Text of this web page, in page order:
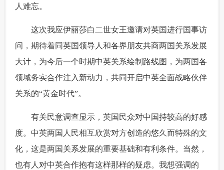
人难忘。
这次我应伊丽莎白二世女王邀请对英国进行国事访
问，期待着同英国领导人和各界朋友共商两国关系发展
大计，为今后一个时期中英关系绘制路线图，为两国各
领域务实合作注入新动力，共同开启中英全面战略伙伴
关系的“黄金时代”。
有关民意调查显示，英国民众对中国持较高的好感
度。中英两国人民相互欣赏对方创造的悠久而特殊的文
化，这是两国关系发展的重要基础和有利条件。当然，
也有人对中英合作抱有这样那样的疑虑。我想强调的